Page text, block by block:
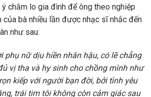
chăm lo gia đình để ông theo nghiệp
của bà nhiều lần được nhạc sĩ nhắc đến
như sau:
phụ nữ dịu hiền nhân hậu, có lẽ chẳng
vị tha và hy sinh cho chồng mình như
kiếp với người bạn đời, bởi tình yêu
trái tim tôi không còn cảm giác sau